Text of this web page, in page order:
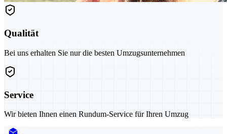
Qualität
Bei uns erhalten Sie nur die besten Umzugsunternehmen
Service
Wir bieten Ihnen einen Rundum-Service für Ihren Umzug